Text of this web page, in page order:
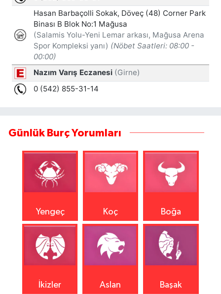
Günlük Burç Yorumları
Yengeç Koç Boğa
İkizler Aslan Başak